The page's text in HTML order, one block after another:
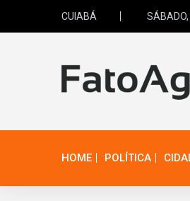
CUIABÁ
HOME POLÍTICA